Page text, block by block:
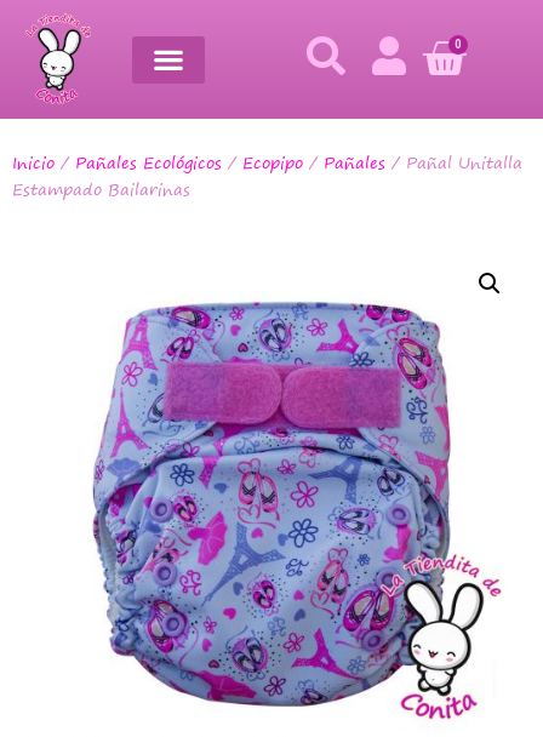
0
Inicio / Pañales Ecológicos / Ecopipo / Pañales / Pañal Unitalla
Estampado Bailarinas